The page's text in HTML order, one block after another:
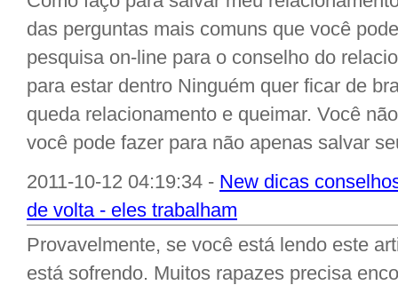
das perguntas mais comuns que você
pesquisa on-line para o conselho do
para estar dentro Ninguém quer ficar de
queda relacionamento e queimar. Você
você pode fazer para não apenas salvar
2011-10-12 04:19:34 - New dicas
de volta - eles trabalham
Provavelmente, se você está lendo este
está sofrendo. Muitos rapazes precisa